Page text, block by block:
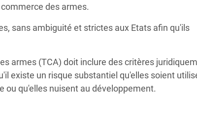
des armes.
sans ambiguité et strictes aux Etats afin qu'ils
armes (TCA) doit inclure des critères
existe un risque substantiel qu'elles soient
ou qu'elles nuisent au développement.